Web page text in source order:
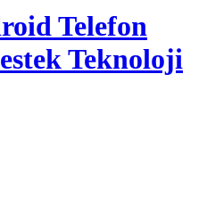
Telefon
Teknoloji